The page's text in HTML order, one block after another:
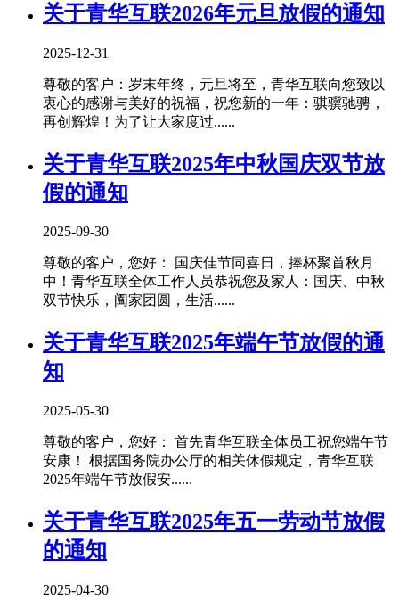
关于青华互联2026年元旦放假的通知
2025-12-31
尊敬的客户：岁末年终，元旦将至，青华互联向您致以
衷心的感谢与美好的祝福，祝您新的一年：骐骥驰骋，
再创辉煌！为了让大家度过......
关于青华互联2025年中秋国庆双节放
假的通知
2025-09-30
尊敬的客户，您好： 国庆佳节同喜日，捧杯聚首秋月
中！青华互联全体工作人员恭祝您及家人：国庆、中秋
双节快乐，阖家团圆，生活......
关于青华互联2025年端午节放假的通
知
2025-05-30
尊敬的客户，您好： 首先青华互联全体员工祝您端午节
安康！ 根据国务院办公厅的相关休假规定，青华互联
2025年端午节放假安......
关于青华互联2025年五一劳动节放假
的通知
2025-04-30